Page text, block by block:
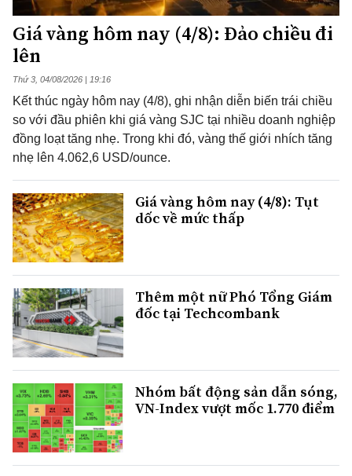
Giá vàng hôm nay (4/8): Đảo chiều đi
lên
Thứ 3, 04/08/2026 | 19:16
Kết thúc ngày hôm nay (4/8), ghi nhận diễn biến trái chiều
so với đầu phiên khi giá vàng SJC tại nhiều doanh nghiệp
đồng loạt tăng nhẹ. Trong khi đó, vàng thế giới nhích tăng
nhẹ lên 4.062,6 USD/ounce.
Giá vàng hôm nay (4/8): Tụt
dốc về mức thấp
Thêm một nữ Phó Tổng Giám
đốc tại Techcombank
Nhóm bất động sản dẫn sóng,
VN-Index vượt mốc 1.770 điểm